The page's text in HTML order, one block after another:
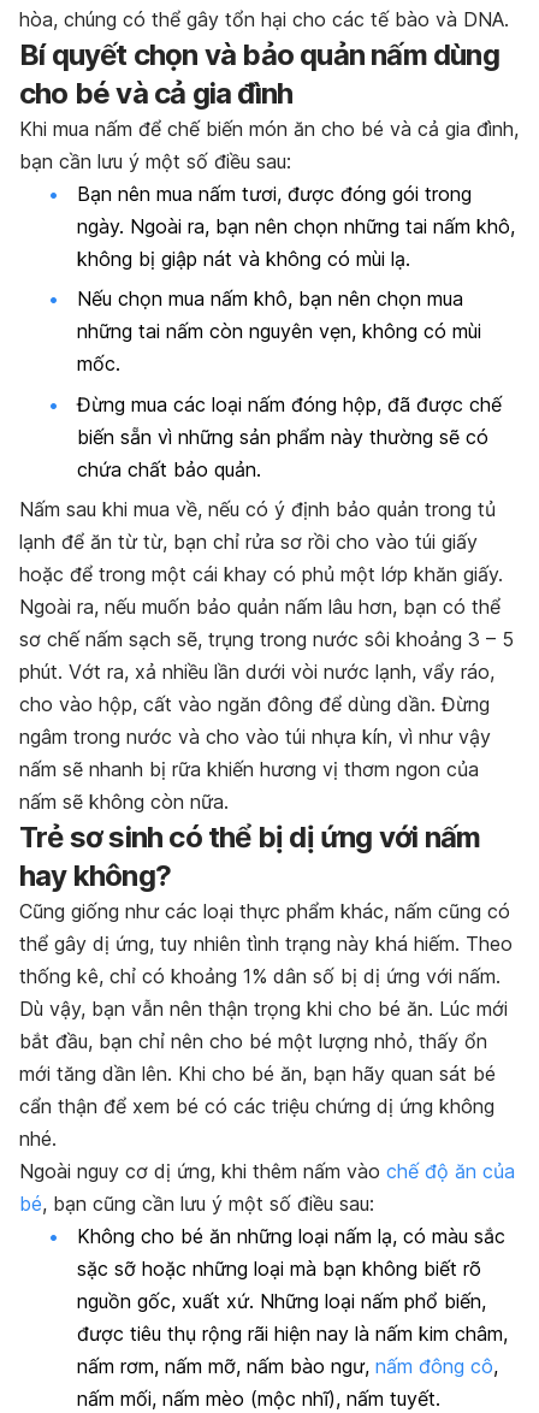
hòa, chúng có thể gây tổn hại cho các tế bào và DNA.
Bí quyết chọn và bảo quản nấm dùng
cho bé và cả gia đình
Khi mua nấm để chế biến món ăn cho bé và cả gia đình,
bạn cần lưu ý một số điều sau:
Bạn nên mua nấm tươi, được đóng gói trong
ngày. Ngoài ra, bạn nên chọn những tai nấm khô,
không bị giập nát và không có mùi lạ.
Nếu chọn mua nấm khô, bạn nên chọn mua
những tai nấm còn nguyên vẹn, không có mùi
mốc.
Đừng mua các loại nấm đóng hộp, đã được chế
biến sẵn vì những sản phẩm này thường sẽ có
chứa chất bảo quản.
Nấm sau khi mua về, nếu có ý định bảo quản trong tủ
lạnh để ăn từ từ, bạn chỉ rửa sơ rồi cho vào túi giấy
hoặc để trong một cái khay có phủ một lớp khăn giấy.
Ngoài ra, nếu muốn bảo quản nấm lâu hơn, bạn có thể
sơ chế nấm sạch sẽ, trụng trong nước sôi khoảng 3 – 5
phút. Vớt ra, xả nhiều lần dưới vòi nước lạnh, vẩy ráo,
cho vào hộp, cất vào ngăn đông để dùng dần. Đừng
ngâm trong nước và cho vào túi nhựa kín, vì như vậy
nấm sẽ nhanh bị rữa khiến hương vị thơm ngon của
nấm sẽ không còn nữa.
Trẻ sơ sinh có thể bị dị ứng với nấm
hay không?
Cũng giống như các loại thực phẩm khác, nấm cũng có
thể gây dị ứng, tuy nhiên tình trạng này khá hiếm. Theo
thống kê, chỉ có khoảng 1% dân số bị dị ứng với nấm.
Dù vậy, bạn vẫn nên thận trọng khi cho bé ăn. Lúc mới
bắt đầu, bạn chỉ nên cho bé một lượng nhỏ, thấy ổn
mới tăng dần lên. Khi cho bé ăn, bạn hãy quan sát bé
cẩn thận để xem bé có các triệu chứng dị ứng không
nhé.
Ngoài nguy cơ dị ứng, khi thêm nấm vào chế độ ăn của
bé, bạn cũng cần lưu ý một số điều sau:
Không cho bé ăn những loại nấm lạ, có màu sắc
sặc sỡ hoặc những loại mà bạn không biết rõ
nguồn gốc, xuất xứ. Những loại nấm phổ biến,
được tiêu thụ rộng rãi hiện nay là nấm kim châm,
nấm rơm, nấm mỡ, nấm bào ngư, nấm đông cô,
nấm mối, nấm mèo (mộc nhĩ), nấm tuyết.